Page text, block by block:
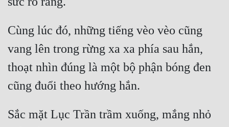
Cùng lúc đó, những tiếng vèo vèo cũng
vang lên trong rừng xa xa phía sau hắn,
thoạt nhìn đúng là một bộ phận bóng đen
Sắc mặt Lục Trần trầm xuống, mắng nhỏ